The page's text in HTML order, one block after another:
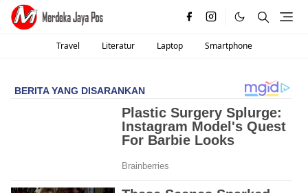
Travel Literatur Laptop Smartphone